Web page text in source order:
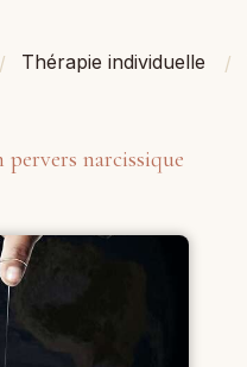
Thérapie individuelle
narcissique